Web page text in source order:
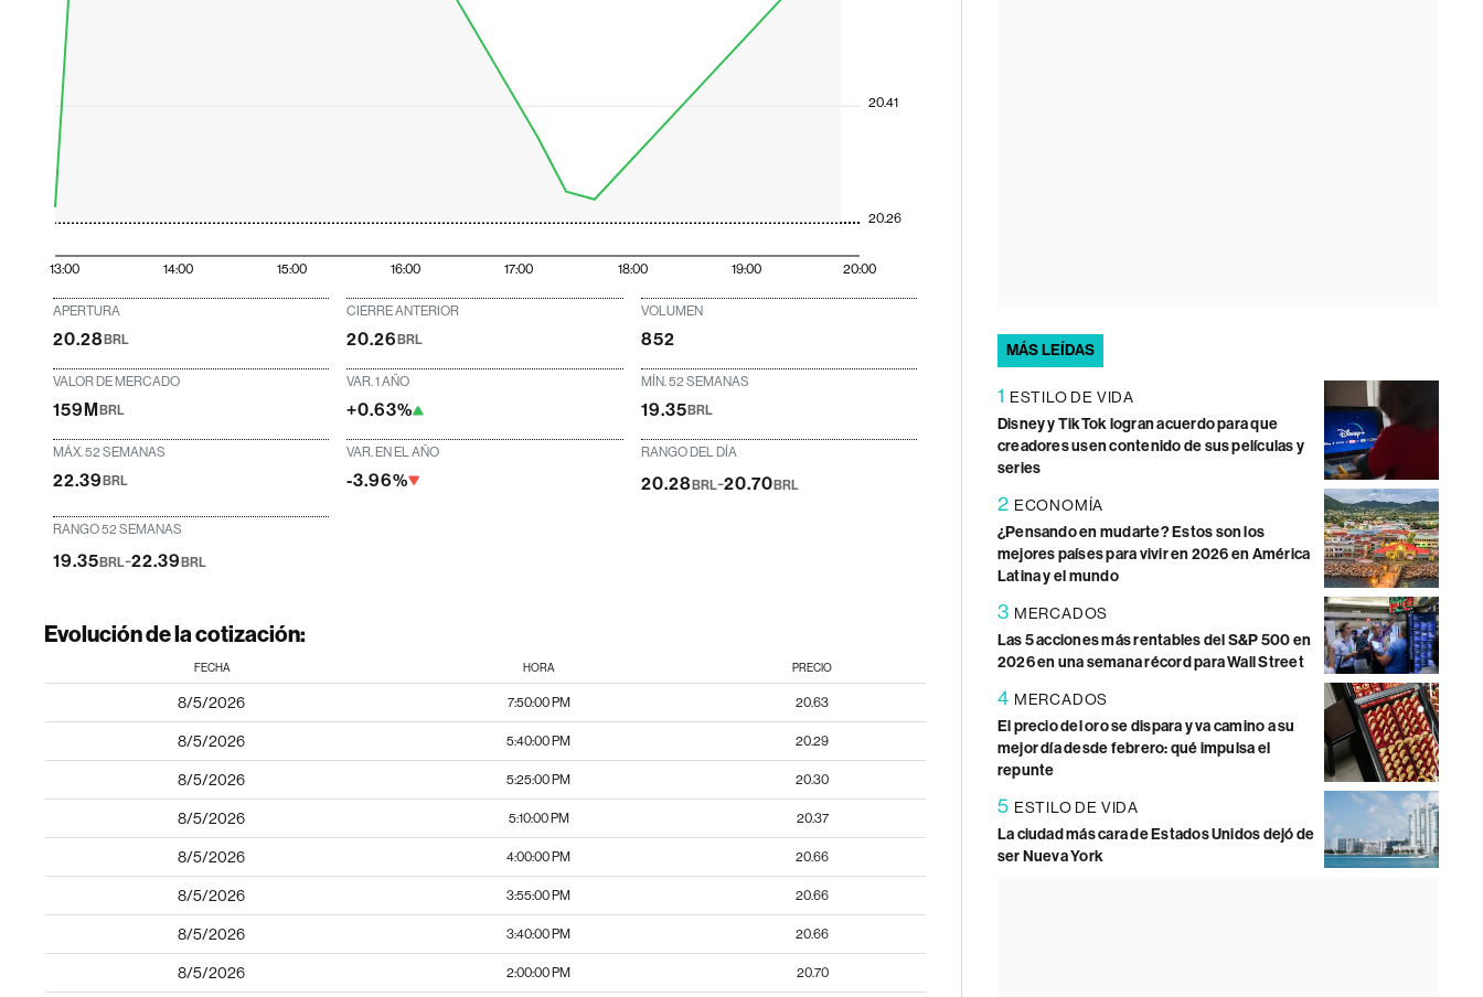
13:00 14:00 15:00 16:00 17:00 18:00 19:00 20:00
20.26
20.41
APERTURA
20.28BRL
CIERRE ANTERIOR
20.26BRL
VOLUMEN
852
VALOR DE MERCADO
159MBRL
VAR. 1 AÑO
+0.63%
MÍN. 52 SEMANAS
19.35BRL
MÁX. 52 SEMANAS
22.39BRL
VAR. EN EL AÑO
-3.96%
RANGO DEL DÍA
20.28 BRL-20.70 BRL
RANGO 52 SEMANAS
19.35BRL-22.39BRL
Evolución de la cotización:
FECHA HORA PRECIO
8/5/2026 7:50:00 PM 20.63
8/5/2026 5:40:00 PM 20.29
8/5/2026 5:25:00 PM 20.30
8/5/2026 5:10:00 PM 20.37
8/5/2026 4:00:00 PM 20.66
8/5/2026 3:55:00 PM 20.66
8/5/2026 3:40:00 PM 20.66
8/5/2026 2:00:00 PM 20.70
MÁS LEÍDAS
1 ESTILO DE VIDA
Disney y TikTok logran acuerdo para que
creadores usen contenido de sus películas y
series
2 ECONOMÍA
¿Pensando en mudarte? Estos son los
mejores países para vivir en 2026 en América
Latina y el mundo
3 MERCADOS
Las 5 acciones más rentables del S&P 500 en
2026 en una semana récord para Wall Street
4 MERCADOS
El precio del oro se dispara y va camino a su
mejor día desde febrero: qué impulsa el
repunte
5 ESTILO DE VIDA
La ciudad más cara de Estados Unidos dejó de
ser Nueva York